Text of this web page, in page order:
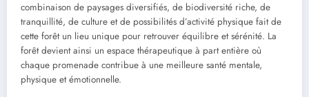
combinaison de paysages diversifiés, de biodiversité riche, de
tranquillité, de culture et de possibilités d’activité physique fait de
cette forêt un lieu unique pour retrouver équilibre et sérénité. La
forêt devient ainsi un espace thérapeutique à part entière où
chaque promenade contribue à une meilleure santé mentale,
physique et émotionnelle.